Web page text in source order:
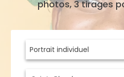
photos, 3 tirages
Portrait individuel